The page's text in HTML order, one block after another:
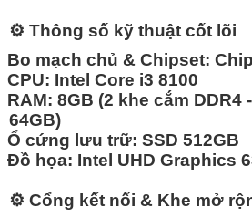
⚙️ Thông số kỹ thuật cốt lõi
Bo mạch chủ & Chipset:
CPU: Intel Core i3 8100
RAM: 8GB (2 khe cắm DDR4
64GB)
Ổ cứng lưu trữ: SSD 512GB
Đồ họa: Intel UHD Graphics
⚙️ Cổng kết nối & Khe mở